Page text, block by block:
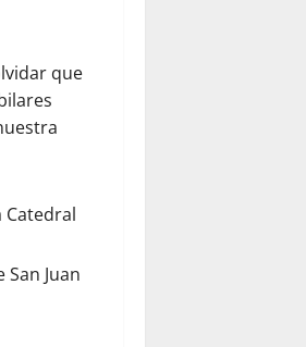
que
Catedral
San Juan